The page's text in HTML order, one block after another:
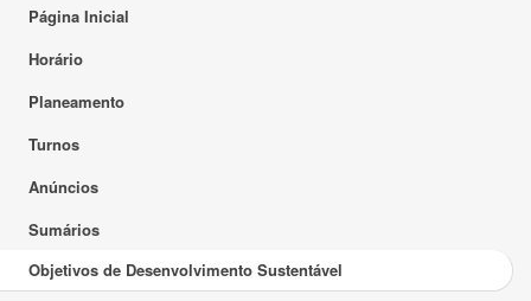
Página Inicial
Horário
Planeamento
Turnos
Anúncios
Sumários
Objetivos de Desenvolvimento Sustentável